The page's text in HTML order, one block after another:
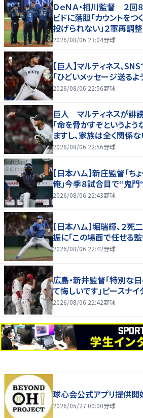
ＤｅＮＡ・相川監督 ２回
ビドに落胆「カウントをつ
投げられない」２軍再調
2026/08/06 23:04野球
【巨人】マルティネス、
「ひどいメッセージ送るよ
2026/08/06 22:56野球
巨人 マルティネスが誹
「命を脅かすぞというよう
ますし、家族は全く関係
2026/08/06 22:56野球
【日本ハム】新庄監督「ち
俺」今季８試合目で“鬼
2026/08/06 22:43野球
【日本ハム】堀瑞輝、２
振に「この場面で任せる
2026/08/06 22:42野球
広島・新井監督「特別な
て悔しいです」ピースナ
2026/08/06 22:42野球
球心会公式アプリ提供開
2026/05/27 00:00野球